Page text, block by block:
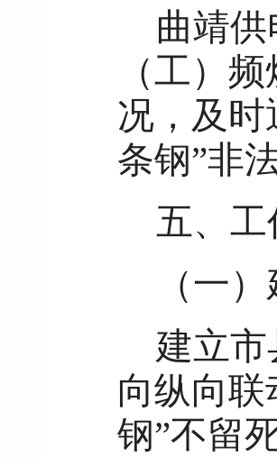
曲靖
（工）
况，及时
条钢”非
五、工
（一
建立
向纵向
钢”不留